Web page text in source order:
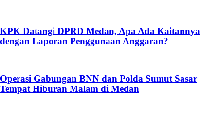
KPK Datangi DPRD Medan, Apa Ada Kaitannya
dengan Laporan Penggunaan Anggaran?
Operasi Gabungan BNN dan Polda Sumut Sasar
Tempat Hiburan Malam di Medan